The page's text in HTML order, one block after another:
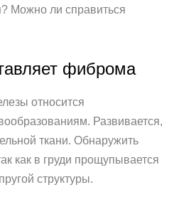
Можно ли справиться
фиброма
относится
Развивается,
ткани. Обнаружить
как в груди прощупывается
структуры.